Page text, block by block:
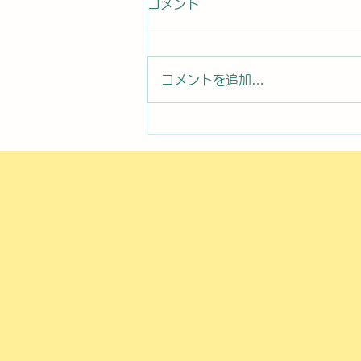
2026年8月6日曜日「のぼか
コメント
コメントを追加…